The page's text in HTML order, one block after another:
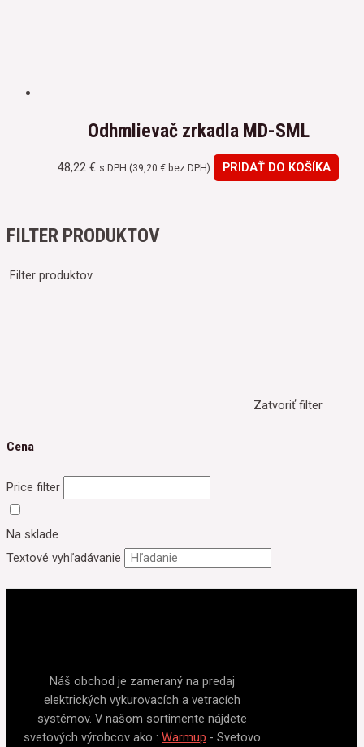
Odhmlievač zrkadla MD-SML
48,22 € s DPH (39,20 €bez DPH) PRIDAŤ DO KOŠÍKA
FILTER PRODUKTOV
Filter produktov
Zatvoriť filter
Cena
Price filter
Na sklade
Textové vyhľadávanie
Náš obchod je zameraný na predaj
elektrických vykurovacích a vetracích
systémov. V našom sortimente nájdete
svetových výrobcov ako : Warmup - Svetovo